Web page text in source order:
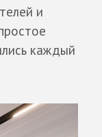
и
каждый